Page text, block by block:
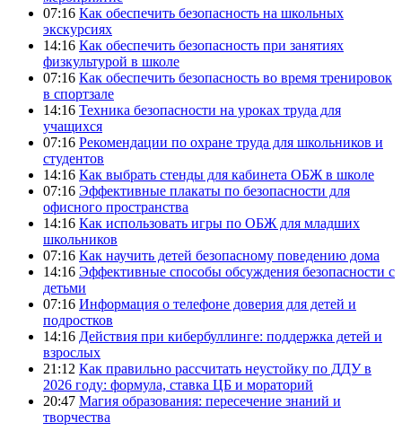
07:16 Как обеспечить безопасность на школьных
экскурсиях
14:16 Как обеспечить безопасность при занятиях
физкультурой в школе
07:16 Как обеспечить безопасность во время тренировок
в спортзале
14:16 Техника безопасности на уроках труда для
учащихся
07:16 Рекомендации по охране труда для школьников и
студентов
14:16 Как выбрать стенды для кабинета ОБЖ в школе
07:16 Эффективные плакаты по безопасности для
офисного пространства
14:16 Как использовать игры по ОБЖ для младших
школьников
07:16 Как научить детей безопасному поведению дома
14:16 Эффективные способы обсуждения безопасности с
детьми
07:16 Информация о телефоне доверия для детей и
подростков
14:16 Действия при кибербуллинге: поддержка детей и
взрослых
21:12 Как правильно рассчитать неустойку по ДДУ в
2026 году: формула, ставка ЦБ и мораторий
20:47 Магия образования: пересечение знаний и
творчества